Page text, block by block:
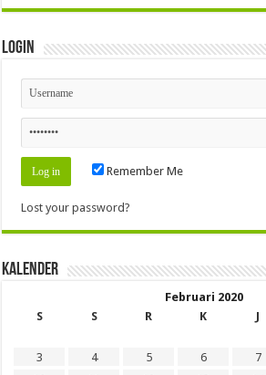
Login
Remember Me
Lost your password?
Kalender
Februari 2020
S
S R K J
3
4 5 6 7